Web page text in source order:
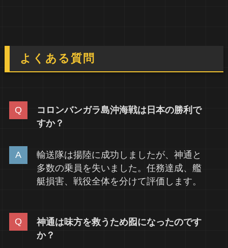
よくある質問
コロンバンガラ島沖海戦は日本の勝利で
すか？
輸送隊は揚陸に成功しましたが、神通と
多数の乗員を失いました。任務達成、艦
艇損害、戦役全体を分けて評価します。
神通は味方を救うため囮になったのです
か？